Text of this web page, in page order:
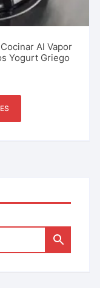
Al Vapor
Yogurt Griego